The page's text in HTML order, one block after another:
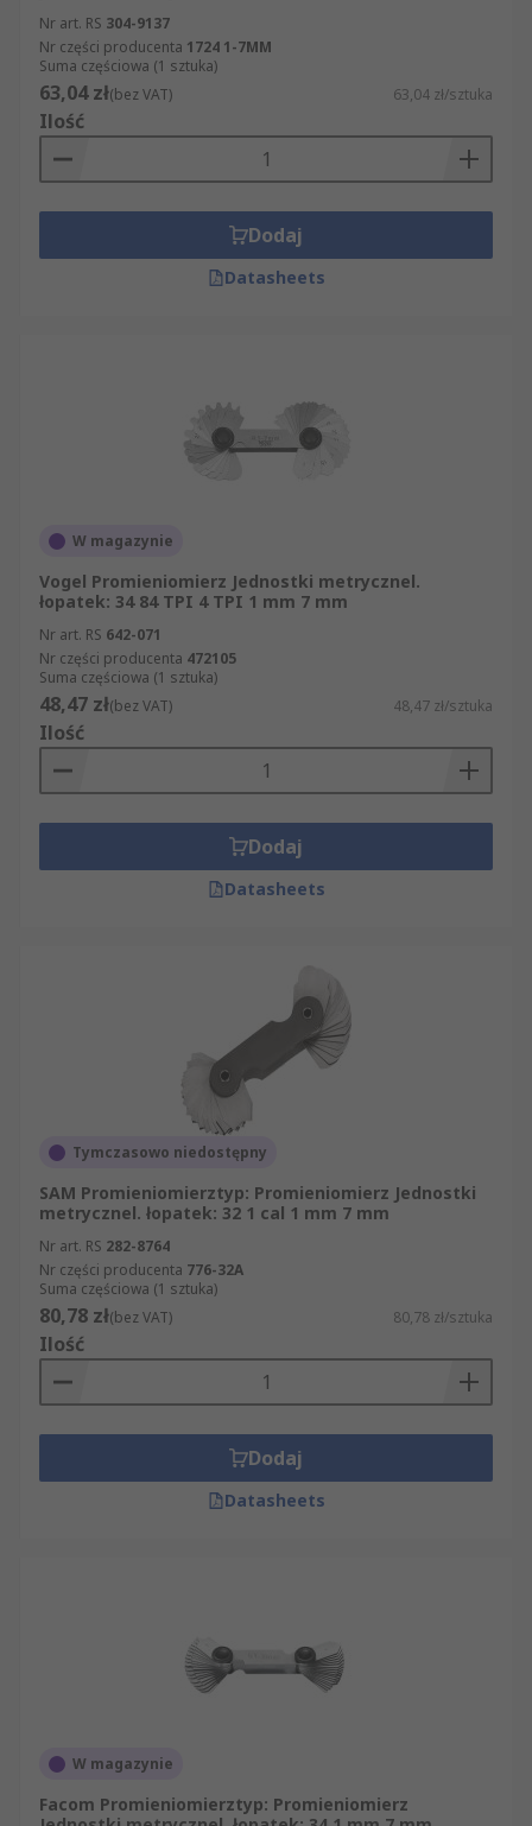
Nr art. RS 304-9137
Nr części producenta 1724 1-7MM
Suma częściowa (1 sztuka)
63,04 zł(bez VAT) 63,04 zł/sztuka
Ilość
Dodaj
Datasheets
W magazynie
Vogel Promieniomierz Jednostki metrycznel.
łopatek: 34 84 TPI 4 TPI 1 mm 7 mm
Nr art. RS 642-071
Nr części producenta 472105
Suma częściowa (1 sztuka)
48,47 zł(bez VAT) 48,47 zł/sztuka
Ilość
Dodaj
Datasheets
Tymczasowo niedostępny
SAM Promieniomierztyp: Promieniomierz Jednostki
metrycznel. łopatek: 32 1 cal 1 mm 7 mm
Nr art. RS 282-8764
Nr części producenta 776-32A
Suma częściowa (1 sztuka)
80,78 zł(bez VAT) 80,78 zł/sztuka
Ilość
Dodaj
Datasheets
W magazynie
Facom Promieniomierztyp: Promieniomierz